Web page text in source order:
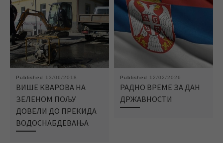
Published 13/06/2018
ВИШЕ КВАРОВА НА
ЗЕЛЕНОМ ПОЉУ
ДОВЕЛИ ДО ПРЕКИДА
ВОДОСНАБДЕВАЊА
Published 12/02/2026
РАДНО ВРЕМЕ ЗА ДАН
ДРЖАВНОСТИ